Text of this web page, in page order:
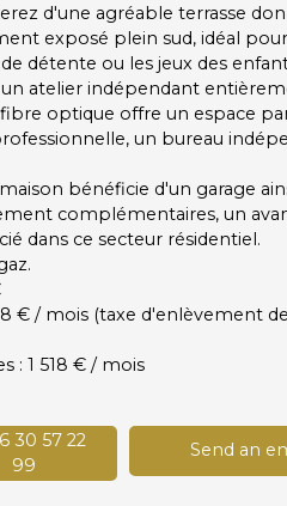
d'une agréable terrasse
exposé plein sud, idéal
détente ou les jeux des
atelier indépendant
optique offre un espace
un bureau
bénéficie d'un garage
complémentaires, un
dans ce secteur résidentiel.
€ / mois (taxe d'enlèvement
: 1 518 € / mois
30 57 22
99
Send an